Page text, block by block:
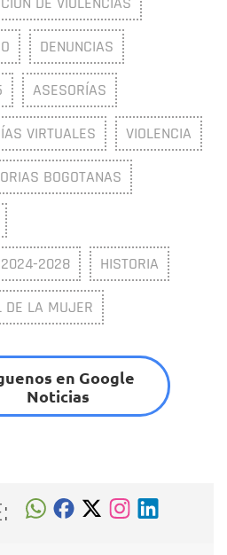
DENUNCIAS
ASESORÍAS
VIRTUALES VIOLENCIA
BOGOTANAS
2024-2028 HISTORIA
DE LA MUJER
en Google
Noticias